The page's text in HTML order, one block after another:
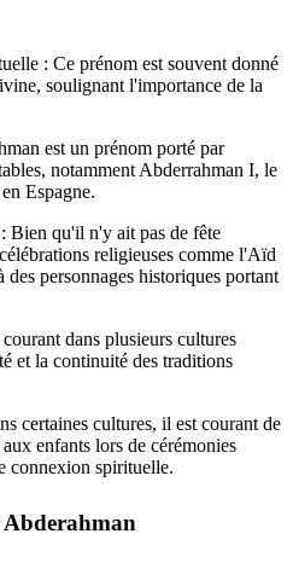
: Ce prénom est souvent donné
soulignant l'importance de la
est un prénom porté par
notamment Abderrahman I, le
Espagne.
Bien qu'il n'y ait pas de fête
religieuses comme l'Aïd
personnages historiques portant
dans plusieurs cultures
et la continuité des traditions
certaines cultures, il est courant de
enfants lors de cérémonies
connexion spirituelle.
Abderahman